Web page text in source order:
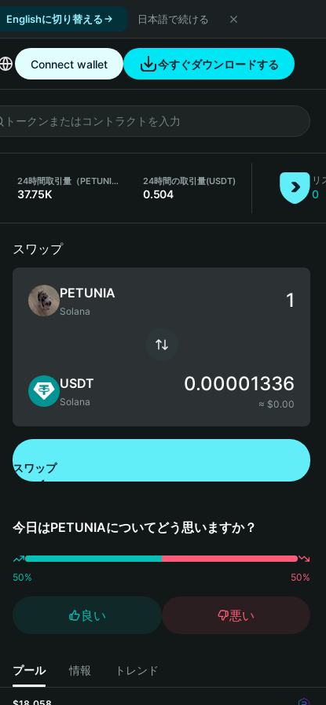
Englishに切り替える 日本語で続ける
Connect wallet 今すぐダウンロードする
24時間取引量（PETUNIA）
37.75K
24時間の取引量(USDT)
0.504
リ
0
スワップ
PETUNIA
Solana
USDT
Solana
0.00001336
≈ $0.00
スワップ
今日はPETUNIAについてどう思いますか？
50% 50%
良い 悪い
プール 情報 トレンド